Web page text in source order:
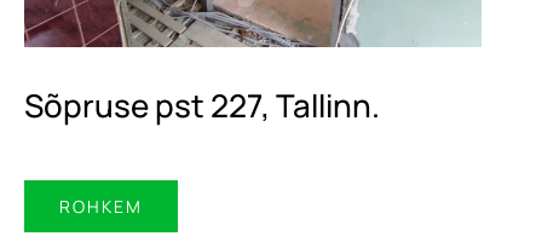
Sõpruse pst 227, Tallinn.
ROHKEM